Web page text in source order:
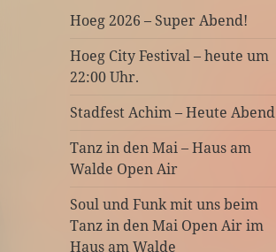
Hoeg 2026 – Super Abend!
Hoeg City Festival – heute um
22:00 Uhr.
Stadfest Achim – Heute Abend
Tanz in den Mai – Haus am
Walde Open Air
Soul und Funk mit uns beim
Tanz in den Mai Open Air im
Haus am Walde